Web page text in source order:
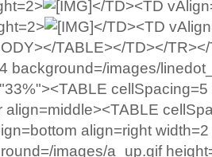
</TD><TD
</TD><TD
TABLE></TD></
background=/images/
align=right
images/a_up.gif